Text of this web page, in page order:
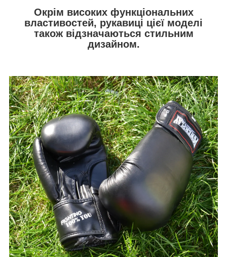
Окрім високих функціональних
властивостей, рукавиці цієї моделі
також відзначаються стильним
дизайном.